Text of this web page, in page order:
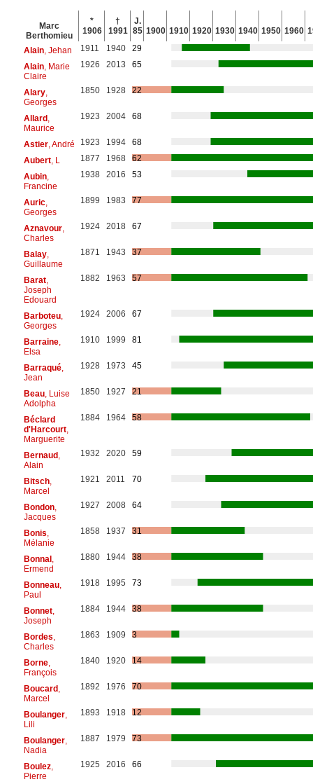
Marc
Berthomieu
*
1906
†
1991
J.
85 1900 1910 1920 1930 1940 1950 1960
Alain, Jehan 1911 1940
29
Alain, Marie
Claire
1926 2013 65
Alary,
Georges
1850 1928 22
Allard,
Maurice
1923 2004 68
Astier, André 1923 1994
68
Aubert, L 1877 1968
62
Aubin,
Francine
1938 2016 53
Auric,
Georges
1899 1983 77
Aznavour,
Charles
1924 2018 67
Balay,
Guillaume
1871 1943 37
Barat,
Joseph
Edouard
1882 1963 57
Barboteu,
Georges
1924 2006 67
Barraine,
Elsa
1910 1999 81
Barraqué,
Jean
1928 1973 45
Beau, Luise
Adolpha
1850 1927 21
Béclard
d'Harcourt,
Marguerite
1884 1964 58
Bernaud,
Alain
1932 2020 59
Bitsch,
Marcel
1921 2011 70
Bondon,
Jacques
1927 2008 64
Bonis
Mélanie
1858 1937 31
Bonnal,
Ermend
1880 1944 38
Bonneau,
Paul
1918 1995 73
Bonnet,
Joseph
1884 1944 38
Bordes
Charles
1863 1909 3
Borne,
François
1840 1920 14
Boucard,
Marcel
1892 1976 70
Boulanger,
Lili
1893 1918 12
Boulanger,
Nadia
1887 1979 73
Boulez,
Pierre
1925 2016 66